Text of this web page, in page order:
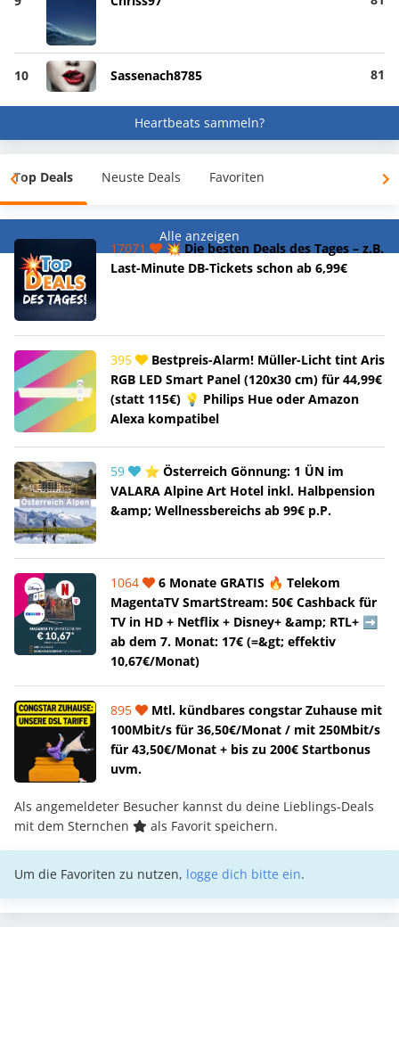
10 Sassenach8785 81
Heartbeats sammeln?
Top Deals Neuste Deals Favoriten
Alle anzeigen
17071
💥 Die besten Deals des Tages – z.B.
Last-Minute DB-Tickets schon ab 6,99€
395
Bestpreis-Alarm! Müller-Licht tint Aris
RGB LED Smart Panel (120x30 cm) für 44,99€
(statt 115€) 💡 Philips Hue oder Amazon
Alexa kompatibel
59
⭐ Österreich Gönnung: 1 ÜN im
VALARA Alpine Art Hotel inkl. Halbpension
&amp; Wellnessbereichs ab 99€ p.P.
1064
6 Monate GRATIS 🔥 Telekom
MagentaTV SmartStream: 50€ Cashback für
TV in HD + Netflix + Disney+ &amp; RTL+ ➡️
ab dem 7. Monat: 17€ (=&gt; effektiv
10,67€/Monat)
895
Mtl. kündbares congstar Zuhause mit
100Mbit/s für 36,50€/Monat / mit 250Mbit/s
für 43,50€/Monat + bis zu 200€ Startbonus
uvm.
Als angemeldeter Besucher kannst du deine Lieblings-Deals
mit dem Sternchen
als Favorit speichern.
Um die Favoriten zu nutzen, logge dich bitte ein.